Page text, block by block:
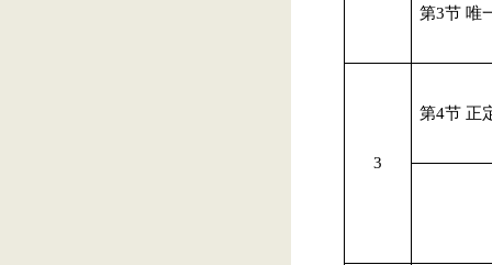
第3节 唯
3
第4节 正